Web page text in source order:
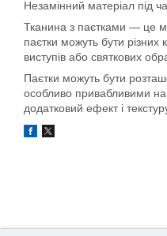
Незамінний матеріал під
Тканина з паєтками — це
паєтки можуть бути різних
виступів або святкових
Паєтки можуть бути
особливо привабливими на
додатковий ефект і